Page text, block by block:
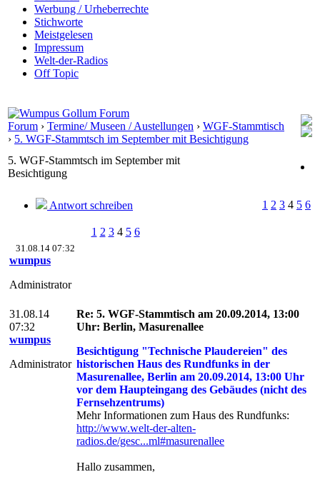
Werbung / Urheberrechte
Stichworte
Meistgelesen
Impressum
Welt-der-Radios
Off Topic
Forum › Termine/ Museen / Austellungen › WGF-Stammtisch
› 5. WGF-Stammtsch im September mit Besichtigung
5. WGF-Stammtsch im September mit
Besichtigung
Antwort schreiben 1 2 3 4 5 6
1 2 3 4 5 6
31.08.14 07:32
wumpus
Administrator
31.08.14
07:32
wumpus
Administrator
Re: 5. WGF-Stammtisch am 20.09.2014, 13:00
Uhr: Berlin, Masurenallee
Besichtigung "Technische Plaudereien" des
historischen Haus des Rundfunks in der
Masurenallee, Berlin am 20.09.2014, 13:00 Uhr
vor dem Haupteingang des Gebäudes (nicht des
Fernsehzentrums)
Mehr Informationen zum Haus des Rundfunks:
http://www.welt-der-alten-
radios.de/gesc...ml#masurenallee
Hallo zusammen,